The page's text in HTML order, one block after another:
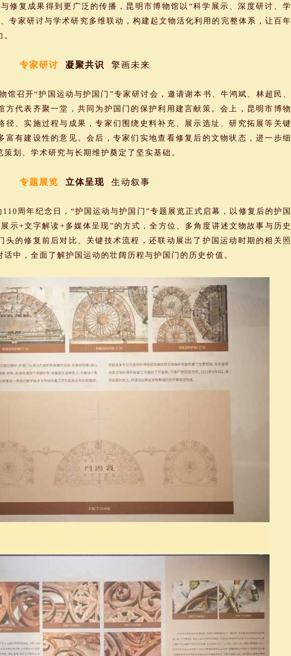
复成果得到更广泛的传播，昆明市博物馆以“科学展示、深度研讨、学
专家研讨与学术研究多维联动，构建起文物活化利用的完整体系，让百年
专家研讨 凝聚共识 擎画未来
召开“护国运动与护国门”专家研讨会，邀请谢本书、牛鸿斌、林超民、
方代表齐聚一堂，共同为护国门的保护利用建言献策。会上，昆明市博物
径、实施过程与成果，专家们围绕史料补充、展示选址、研究拓展等关键
富有建设性的意见。会后，专家们实地查看修复后的文物状态，进一步细
划、学术研究与长期维护奠定了坚实基础。
专题展览 立体呈现 生动叙事
周年纪念日，“护国运动与护国门”专题展览正式启幕，以修复后的护国
示+文字解读+多媒体呈现”的方式，全方位、多角度讲述文物故事与历史
头的修复前后对比、关键技术流程，还联动展出了护国运动时期的相关照
中，全面了解护国运动的壮阔历程与护国门的历史价值。